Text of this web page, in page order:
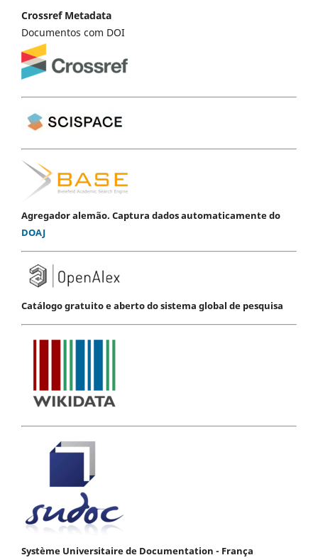
Crossref Metadata
Documentos com DOI
Agregador alemão. Captura dados automaticamente do
DOAJ
Catálogo gratuito e aberto do sistema global de pesquisa
Système Universitaire de Documentation - França